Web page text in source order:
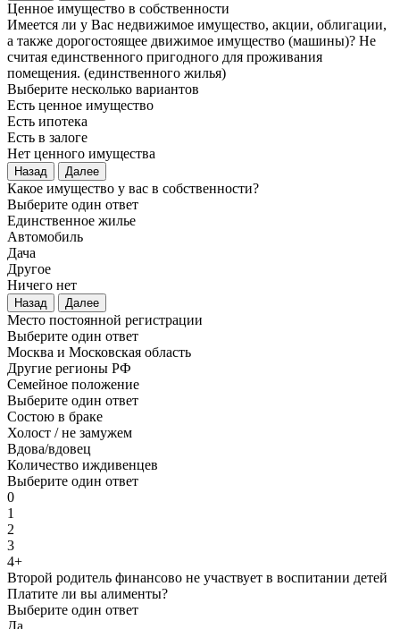
Ценное имущество в собственности
Имеется ли у Вас недвижимое имущество, акции, облигации,
а также дорогостоящее движимое имущество (машины)? Не
считая единственного пригодного для проживания
помещения. (единственного жилья)
Выберите несколько вариантов
Есть ценное имущество
Есть ипотека
Есть в залоге
Нет ценного имущества
Назад Далее
Какое имущество у вас в собственности?
Выберите один ответ
Единственное жилье
Автомобиль
Дача
Другое
Ничего нет
Назад Далее
Место постоянной регистрации
Выберите один ответ
Москва и Московская область
Другие регионы РФ
Семейное положение
Выберите один ответ
Состою в браке
Холост / не замужем
Вдова/вдовец
Количество иждивенцев
Выберите один ответ
0
1
2
3
4+
Второй родитель финансово не участвует в воспитании детей
Платите ли вы алименты?
Выберите один ответ